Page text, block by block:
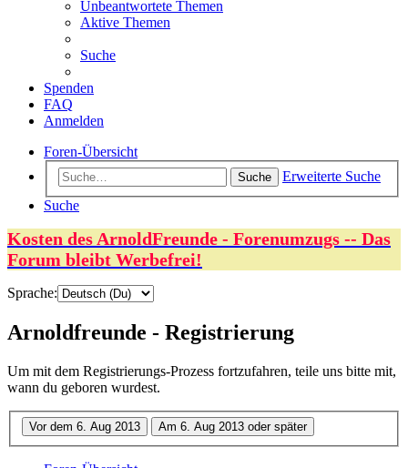
Unbeantwortete Themen
Aktive Themen
Suche
Spenden
FAQ
Anmelden
Foren-Übersicht
Suche
Erweiterte Suche
Suche
Kosten des ArnoldFreunde - Forenumzugs -- Das
Forum bleibt Werbefrei!
Sprache:
Arnoldfreunde - Registrierung
Um mit dem Registrierungs-Prozess fortzufahren, teile uns bitte mit,
wann du geboren wurdest.